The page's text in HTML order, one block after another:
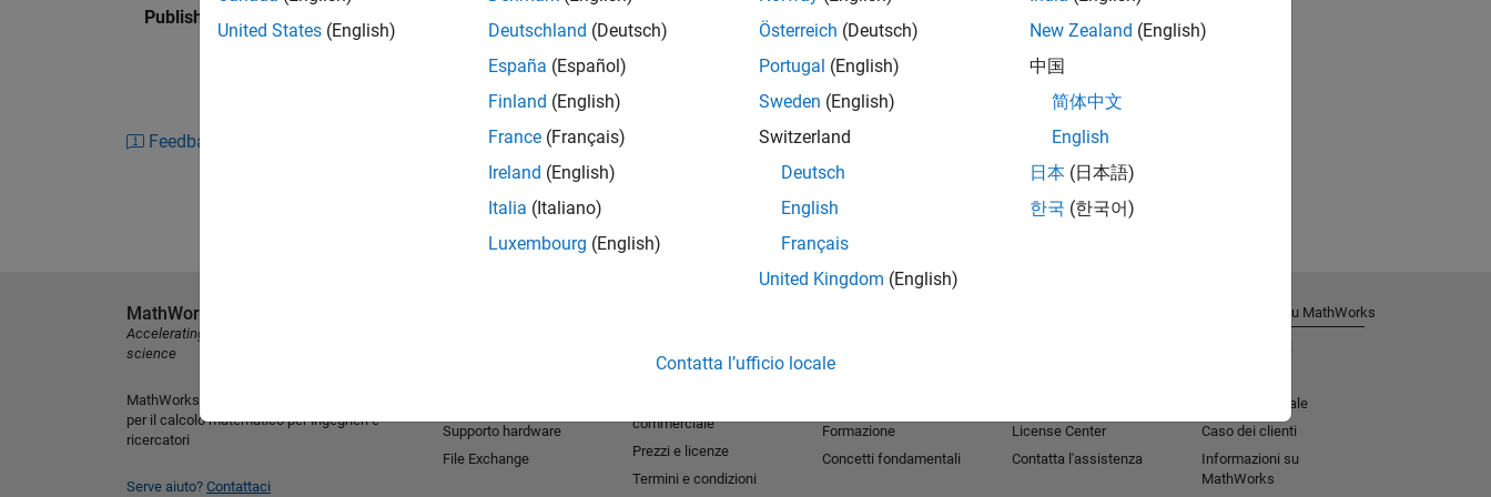
Published: 27 Aug 2015
Feedback
United States (English)
Deutschland (Deutsch)
España (Español)
Finland (English)
France (Français)
Ireland (English)
Italia (Italiano)
Luxembourg (English)
Österreich (Deutsch)
Portugal (English)
Sweden (English)
Switzerland
Deutsch
English
Français
United Kingdom (English)
New Zealand (English)
中国
简体中文
English
日本 (日本語)
한국 (한국어)
Contatta l’ufficio locale
MathWorks
Accelerating the pace of engineering and
science
MathWorks è leader nello sviluppo di software
per il calcolo matematico per ingegneri e
ricercatori
Serve aiuto? Contattaci
Supporto hardware
File Exchange
commerciale
Prezzi e licenze
Termini e condizioni
Formazione
Concetti fondamentali
License Center
Contatta l'assistenza
Informazioni su MathWorks
Missione sociale​
Caso dei clienti
Informazioni su
MathWorks